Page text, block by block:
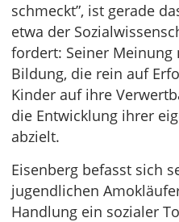
schmeckt”, ist gerade
etwa der
fordert: Seiner Meinung
Bildung, die rein auf
Kinder auf ihre
die Entwicklung ihrer
abzielt.
Eisenberg befasst sich
jugendlichen
Handlung ein sozialer